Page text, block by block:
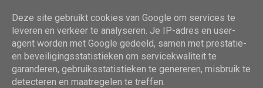
Deze site gebruikt cookies van Google om services te
leveren en verkeer te analyseren. Je IP-adres en user-
agent worden met Google gedeeld, samen met prestatie-
en beveiligingsstatistieken om servicekwaliteit te
garanderen, gebruiksstatistieken te genereren, misbruik te
detecteren en maatregelen te treffen.